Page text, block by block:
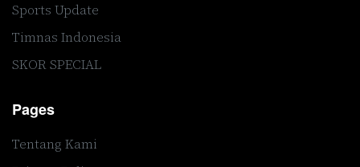
Sports Update
Timnas Indonesia
SKOR SPECIAL
Pages
Tentang Kami